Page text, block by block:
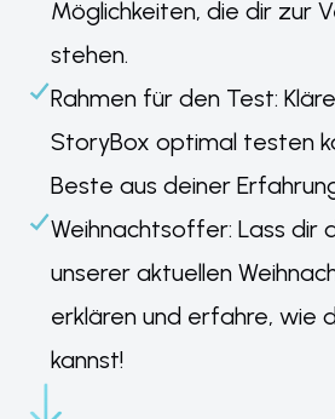
Möglichkeiten, die dir zur
stehen.
Rahmen für den Test:
StoryBox optimal testen
Beste aus deiner
Weihnachtsoffer: Lass dir
unserer aktuellen
erklären und erfahre, wie
kannst!